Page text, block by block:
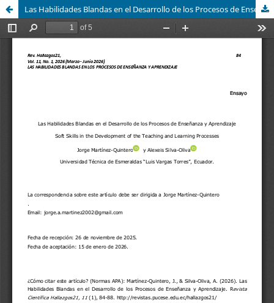
Las Habilidades Blandas en el Desarrollo de los Procesos de Enseñanza y Aprendizaje